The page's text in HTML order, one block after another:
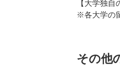
【大学独自
※各大学の
その他